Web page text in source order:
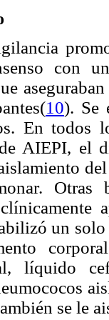
con
10). Se
En todos
AIEPI, el
Otras
un
líquido
se le